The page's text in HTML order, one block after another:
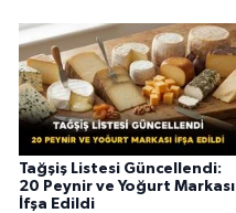
Tağşiş Listesi Güncellendi:
20 Peynir ve Yoğurt Markası
İfşa Edildi